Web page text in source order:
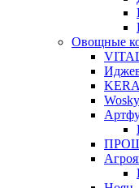
Овощные
Wosky